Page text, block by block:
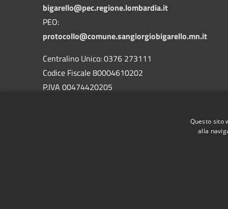
bigarello@pec.regione.lombardia.it
PEO:
protocollo@comune.sangiorgiobigarello.mn.it
Centralino Unico: 0376 273111
Codice Fiscale 80004610202
P.IVA 00474420205
Questo sito
alla